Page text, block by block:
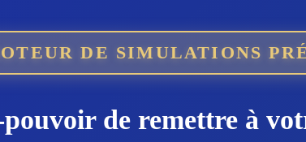
DE SIMULATIONS
pouvoir de remettre à